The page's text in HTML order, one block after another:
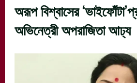
অরূপ বিশ্বাসের
অভিনেত্রী অপরাজিতা আঢ্য